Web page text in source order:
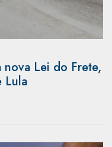
nova Lei do Frete,
Lula